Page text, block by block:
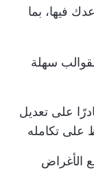
فيها، بما
سهلة
على تعديل
على تكامله
الأغراض